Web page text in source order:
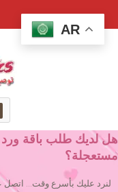
هل لديك طلب باقة
مستعجلة؟
لنرد عليك بأسرع وقت... اتصل
AR